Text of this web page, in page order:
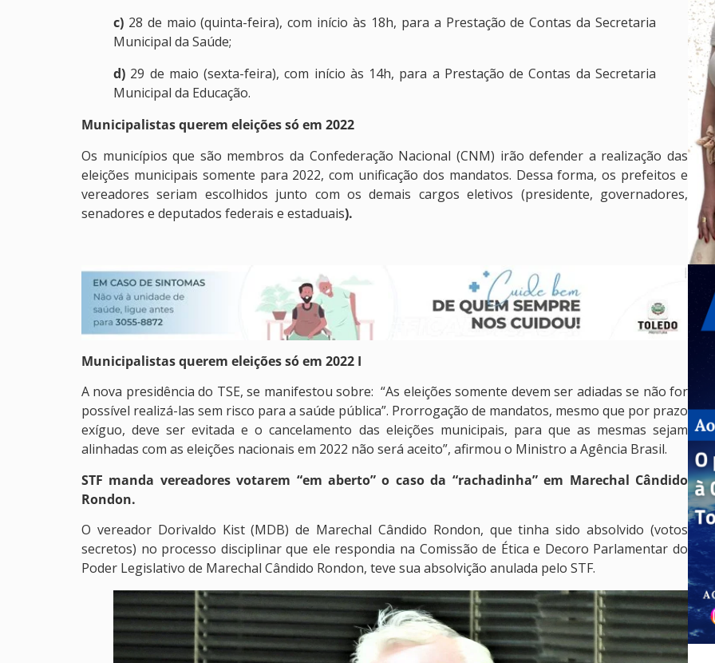
c) 28 de maio (quinta-feira), com início às 18h, para a Prestação de Contas da Secretaria
Municipal da Saúde;
d) 29 de maio (sexta-feira), com início às 14h, para a Prestação de Contas da Secretaria
Municipal da Educação.
Municipalistas querem eleições só em 2022
Os municípios que são membros da Confederação Nacional (CNM) irão defender a realização das
eleições municipais somente para 2022, com unificação dos mandatos. Dessa forma, os prefeitos e
vereadores seriam escolhidos junto com os demais cargos eletivos (presidente, governadores,
senadores e deputados federais e estaduais).
Municipalistas querem eleições só em 2022 I
A nova presidência do TSE, se manifestou sobre: “As eleições somente devem ser adiadas se não for
possível realizá-las sem risco para a saúde pública”. Prorrogação de mandatos, mesmo que por prazo
exíguo, deve ser evitada e o cancelamento das eleições municipais, para que as mesmas sejam
alinhadas com as eleições nacionais em 2022 não será aceito”, afirmou o Ministro a Agência Brasil.
STF manda vereadores votarem “em aberto” o caso da “rachadinha” em Marechal Cândido
Rondon.
O vereador Dorivaldo Kist (MDB) de Marechal Cândido Rondon, que tinha sido absolvido (votos
secretos) no processo disciplinar que ele respondia na Comissão de Ética e Decoro Parlamentar do
Poder Legislativo de Marechal Cândido Rondon, teve sua absolvição anulada pelo STF.